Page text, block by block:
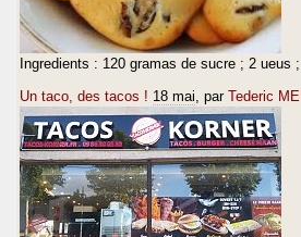
Ingredients : 120 gramas de sucre ; 2 ueus
Un taco, des tacos ! 18 mai , par Tederic